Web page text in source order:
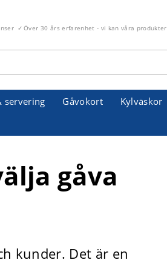
Över 30 års erfarenhet - vi kan våra produkter
servering Gåvokort Kylväskor
gåva
kunder. Det är en